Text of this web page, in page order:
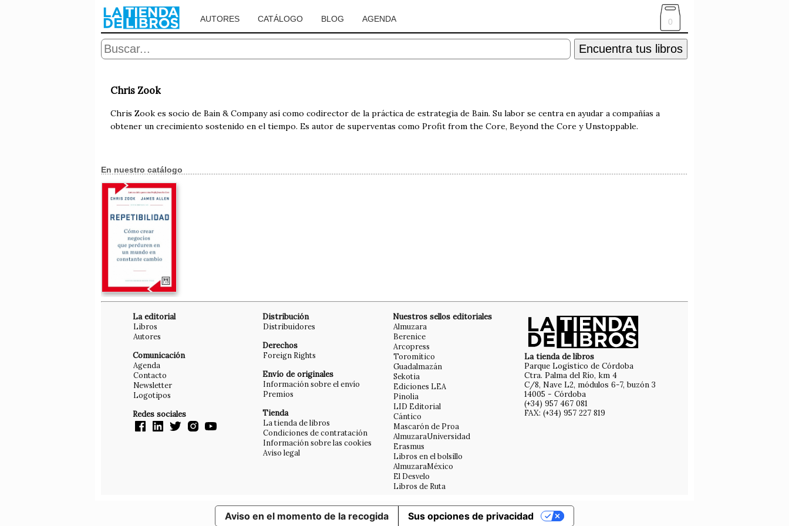
AUTORES CATÁLOGO BLOG AGENDA 0
Encuentra tus libros
Chris Zook
Chris Zook es socio de Bain & Company así como codirector de la práctica de estrategia de Bain. Su labor se centra en ayudar a compañías a
obtener un crecimiento sostenido en el tiempo. Es autor de superventas como Profit from the Core, Beyond the Core y Unstoppable.
En nuestro catálogo
La editorial
Libros
Autores
Comunicación
Agenda
Contacto
Newsletter
Logotipos
Redes sociales
Distribución
Distribuidores
Derechos
Foreign Rights
Envío de originales
Información sobre el envío
Premios
Tienda
La tienda de libros
Condiciones de contratación
Información sobre las cookies
Aviso legal
Nuestros sellos editoriales
Almuzara
Berenice
Arcopress
Toromítico
Guadalmazán
Sekotia
Ediciones LEA
Pinolia
LID Editorial
Cántico
Mascarón de Proa
AlmuzaraUniversidad
Erasmus
Libros en el bolsillo
AlmuzaraMéxico
El Desvelo
Libros de Ruta
La tienda de libros
Parque Logístico de Córdoba
Ctra. Palma del Río, km 4
C/8, Nave L2, módulos 6-7, buzón 3
14005 - Córdoba
(+34) 957 467 081
FAX: (+34) 957 227 819
Aviso en el momento de la recogida Sus opciones de privacidad